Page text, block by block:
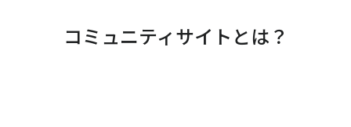
コミュニティサイトとは？